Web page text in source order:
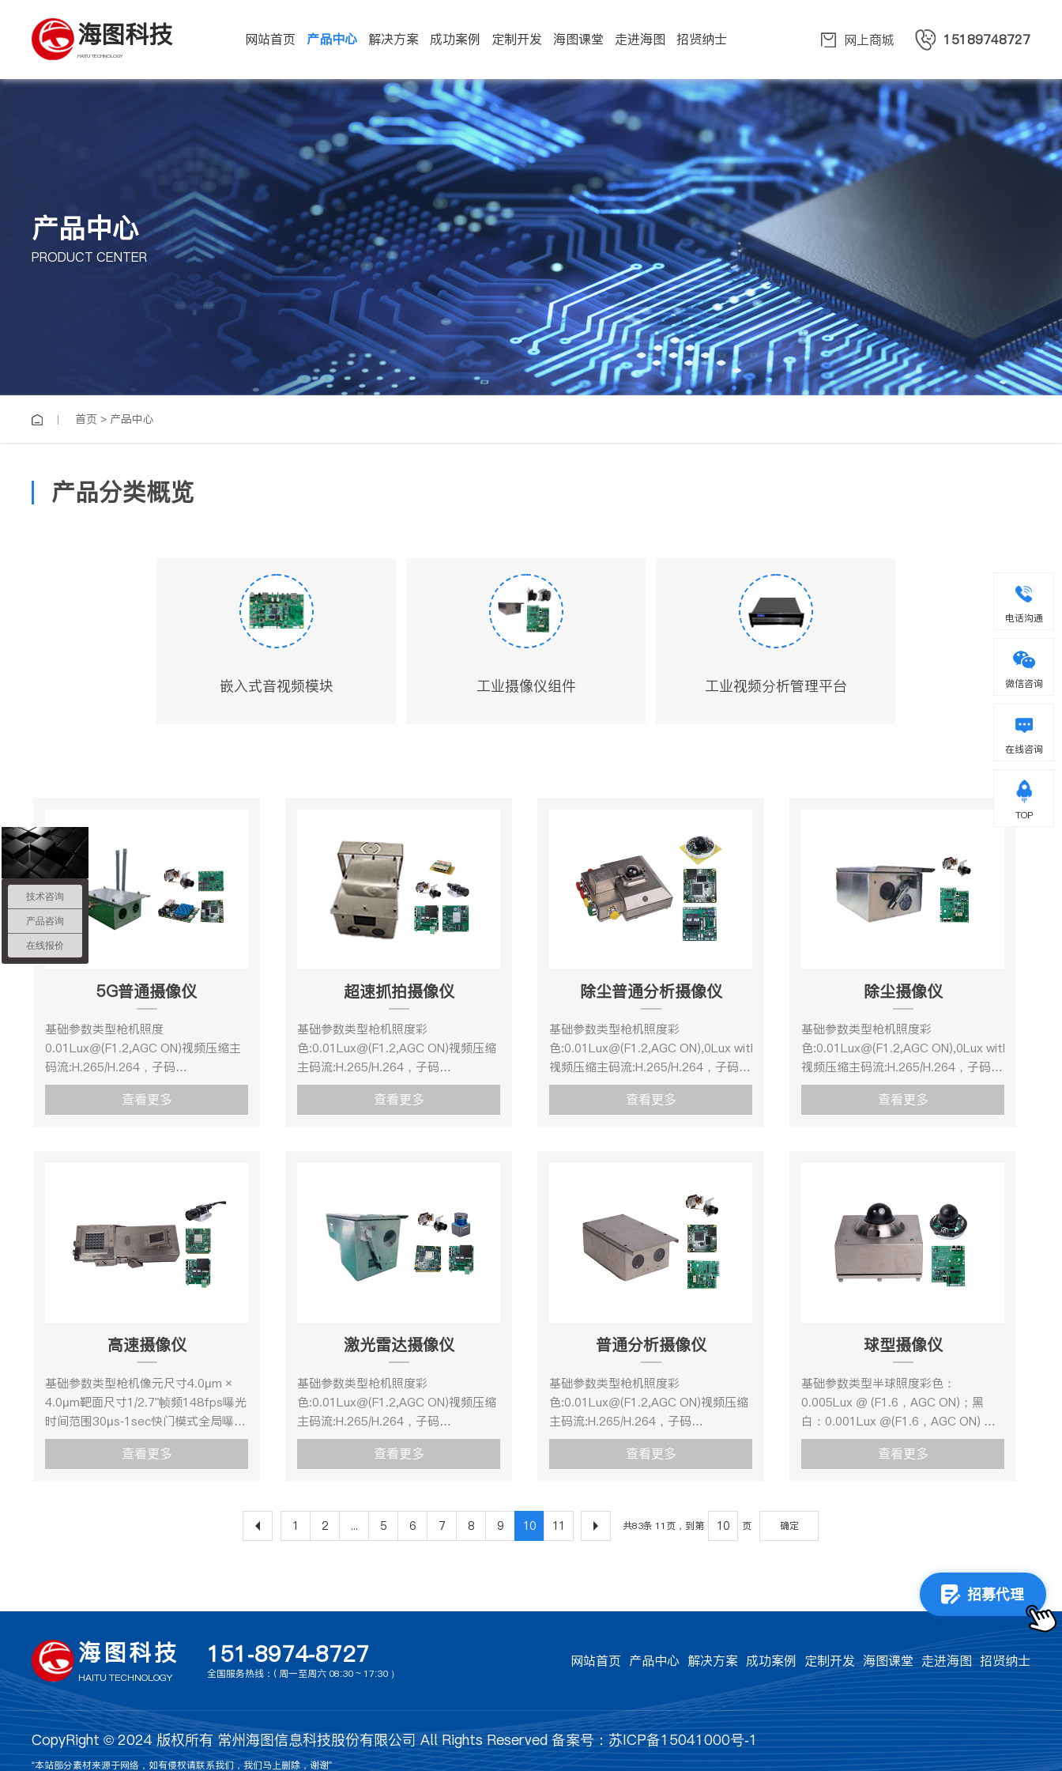
海图科技
HAITU TECHNOLOGY
网站首页 产品中心 解决方案 成功案例 定制开发 海图课堂 走进海图 招贤纳士 网上商城 15189748727
电话沟通
微信咨询
在线咨询
TOP
产品中心
PRODUCT CENTER
首页 > 产品中心
产品分类概览
嵌入式音视频模块 工业摄像仪组件 工业视频分析管理平台
5G普通摄像仪
基础参数类型枪机照度
0.01Lux@(F1.2,AGC ON)视频压缩主
码流:H.265/H.264，子码
流: H.265/H.264/MJPEG，H.264编码
白平衡/钠灯白平衡增益控制自动/手动
电子快门1/3s～1/100,000s像素200万
拾音距离8m扩音响度≥85dB传输接口
百兆电口2路，百兆光纤2路，5G镜头
图像设置旋转模式,饱和度,亮度,对比度,
远)变倍速度约2秒(光学,广角-望远)焦
距2.7～8mm设备异常检测网线断、IP
≤20km（矿用单模光缆），双芯、单
芯模式可选5G指标通信功能5G NR:
n1, n78, n79, n41(2515MHz-
2675MHz)5G NR: 4x4 MIMO Band:
n1, n78, n79, n41LTE:B1, B3, B5, B8,
输距离≤120m网络安全模式授权的用
户名和密码，以及MAC地址绑定；
HTTPS加密;IP地址过滤用户权限最多
32个用户，分3级:管理员、操作员和普
通用户浏览器支持IE8+,Chrome31-
44,Firefox30-51,Safari8.0+浏览器网
络协议
查看更多
超速抓拍摄像仪
基础参数类型枪机照度彩
色:0.01Lux@(F1.2,AGC ON)视频压缩
主码流:H.265/H.264，子码
流: H.265/H.264/MJPEG，H.264编码
1/100,000s像素400万拾音距离8m扩
音响度≥85dB传输接口百兆电口2路，
百兆光纤2路，双绞线2路（可选）、
WIFI（可选）镜头图像设置旋转模式,
107°~39.8°垂直视角56°~22.4°变倍速
度约2秒(光学,广角-望远)焦距2.8～
突、非法访问光纤指标传输距离
≤20km（矿用单模光缆），双芯、单
芯模式可选双绞线指标传输距离
≤2km（线径0.75）WIFI指标传输距离
≤500m，2.4G电口指标传输距离
率偏差＜±45MHz测速范围
(4~400)km/h测速精度(-4~0)km/h覆盖
行人和非机动车，自动对车辆牌照进行
识别，可以抓拍无车牌的车辆图片网络
MAC地址绑定；HTTPS加密;IP地址过
滤用户权限最多32个用户，分3级:管理
员、操作员和普通用户浏览器支持
查看更多
除尘普通分析摄像仪
基础参数类型枪机照度彩
色:0.01Lux@(F1.2,AGC ON),0Lux with IR
视频压缩主码流:H.265/H.264，子码
流: H.265/H.264/MJPEG，H.264编码
益控制自动/手动电子快门1/3s～
1/100,000s像素200万拾音距离8m扩
音响度≥85dB传输接口百兆电口2路，
百兆光纤2路，双绞线2路（可选）、
WIFI（可选）除尘功能除尘刷摄像机前
界面可以远程操作除尘刷进行除尘频率
调节通过web界面配置除尘刷的际尘周
和度,亮度,对比度,锐度,AGC,白平衡通
过客户端或者浏览器可调水平视角
111°～53.4°(广角-望远)变倍速度约2
秒(光学,广角-望远)焦距2.7～8mm设备
异常检测网线断、IP地址冲突、非法访
指标传输距离≤2km（线径0.75）WIFI
指标传输距离≤500m，2.4G电口指标
多支持划定4个报警区域干节点输入4
干节点输出4个干节点输出联动（可用
于皮带、绞车、煤机等联动）手持对讲
支持手势触发对讲呼叫网络安全模式授
权的用户名和密码，以及MAC地址绑
查看更多
除尘摄像仪
基础参数类型枪机照度彩
色:0.01Lux@(F1.2,AGC ON),0Lux with IR
视频压缩主码流:H.265/H.264，子码
流: H.265/H.264/MJPEG，H.264编码
益控制自动/手动电子快门1/3s～
1/100,000s像素200万拾音距离8m扩
音响度≥85dB传输接口百兆电口2路，
百兆光纤2路，双绞线2路（可选）、
WIFI（可选）除尘功能除尘刷摄像机前
界面可以远程操作除尘刷进行除尘频率
调节通过web界面配置除尘刷的际尘周
和度,亮度,对比度,锐度,AGC,白平衡通
过客户端或者浏览器可调水平视角
111°～53.4°(广角-望远)变倍速度约2
秒(光学,广角-望远)焦距2.7～8mm设备
异常检测网线断、IP地址冲突、非法访
指标传输距离≤500m，2.4G电口指标
测、区域入侵、安全帽检测、单轨吊识
别、人数统计、人员脱岗检测、人员违
规乘坐皮带(安全帽、躺皮带、乘坐间
距)定制支持算法定制划定报警区域最
多支持划定4个报警区域干节点输入4
个干节点输入联动(可用于行人不行车)
干节点输出4个干节点输出联动（可用
于皮带、绞车、煤机等联动）手持对讲
支持手势触发对讲呼叫网络安全模式授
权的用户名和密码，以及MAC地址绑
查看更多
高速摄像仪
基础参数类型枪机像元尺寸4.0μm ×
4.0μm靶面尺寸1/2.7"帧频148fps曝光
时间范围30μs-1sec快门模式全局曝
光，支持自动曝光、手动曝光、一键曝
光等模式像素130万光圈F2.8动态范围
变-1.50%功能报警输入4路设备异常检
输出4路(干结点输出)异物识别能够快
速准确的检测出大块、水煤、锚杆等异
物煤量检测能够实现煤量检测，皮带调
速功能车辆进出斜巷跟踪车辆进入斜巷
后数量自动跟踪统计定制支持算法定
制，用于画面运动较快场景，如皮带、
罐笼、尾绳摆动、尾绳散股等光纤指标
查看更多
激光雷达摄像仪
基础参数类型枪机照度彩
色:0.01Lux@(F1.2,AGC ON)视频压缩
主码流:H.265/H.264，子码
流: H.265/H.264/MJPEG，H.264编码
30m白平衡自动/手动/自动跟踪白平衡/
百兆光纤2路，双绞线2路（可选）、
饱和度,亮度,对比度,锐度,AGC,白平衡
通过客户端或者浏览器可调水平视角
异常检测网线断、IP地址冲突、非法访
问激光参数波长905±20激光安规
Class 1 (IEC 60825-1:2014)激光通道
查看更多
普通分析摄像仪
基础参数类型枪机照度彩
色:0.01Lux@(F1.2,AGC ON)视频压缩
主码流:H.265/H.264，子码
流: H.265/H.264/MJPEG，H.264编码
30m白平衡自动/手动/自动跟踪白平衡/
室外/室内/日光灯白平衡/钠灯白平衡增
百兆光纤2路，双绞线2路（可选）、
通过客户端或者浏览器可调水平视角
111°～53.4°(广角-望远)变倍速度约2
秒(光学,广角-望远)焦距2.7～8mm设备
异常检测网线断、IP地址冲突、非法访
问光纤指标传输距离≤20km（矿用单
模光缆），双芯、单芯模式可选双绞线
查看更多
球型摄像仪
基础参数类型半球照度彩色：
0.005Lux @ (F1.6，AGC ON)；黑
白：0.001Lux @(F1.6，AGC ON) ；
0 Lux with IR分辨率及帧率主码流
第三码
Baseline/Main/High Profile补光距离
20m白平衡自动/手动/自动跟踪白平衡/
室外/室内/日光灯白平衡/钠灯白平衡增
益控制自动/手动电子快门1/1～
1/30,000s数字变倍16倍聚焦模式自
动/半自动/手动像素400万拾音距离8m
扩音响度≥85dB传输接口百兆电口2
路，百兆光纤2路，双绞线2路（可
选）、WIFI（可选）镜头光圈数F1.6～
F2.7近摄距10～1500mm(广角-望远)
查看更多
1 2 ... 5 6 7 8 9 10 11 共83条 11页，到第 页 确定
海图科技
HAITU TECHNOLOGY
151-8974-8727
全国服务热线：( 周一至周六 08:30 ~ 17:30 ）
网站首页 产品中心 解决方案 成功案例 定制开发 海图课堂 走进海图 招贤纳士
CopyRight © 2024 版权所有 常州海图信息科技股份有限公司 All Rights Reserved备案号：苏ICP备15041000号-1
“本站部分素材来源于网络，如有侵权请联系我们，我们马上删除，谢谢”
招募代理
技术咨询
产品咨询
在线报价